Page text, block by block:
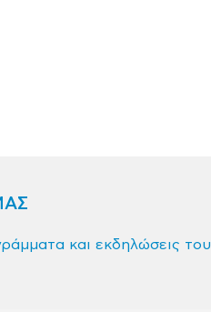
και εκδηλώσεις του